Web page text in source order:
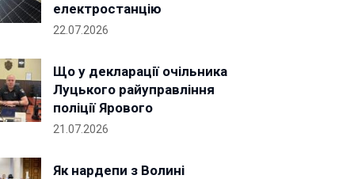
електростанцію
22.07.2026
Що у декларації очільника
Луцького райуправління
поліції Ярового
21.07.2026
Як нардепи з Волині